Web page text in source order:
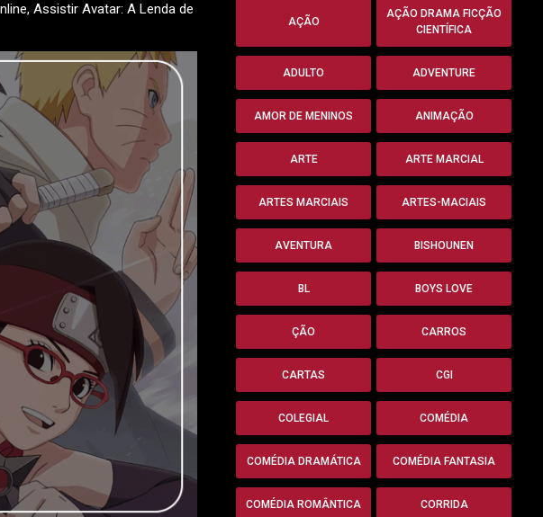
Assistir Avatar: A Lenda de
AÇÃO
AÇÃO DRAMA FICÇÃO
CIENTÍFICA
ADULTO ADVENTURE
AMOR DE MENINOS ANIMAÇÃO
ARTE ARTE MARCIAL
ARTES MARCIAIS ARTES-MACIAIS
AVENTURA BISHOUNEN
BL BOYS LOVE
ÇÃO CARROS
CARTAS CGI
COLEGIAL COMÉDIA
COMÉDIA DRAMÁTICA COMÉDIA FANTASIA
COMÉDIA ROMÂNTICA CORRIDA